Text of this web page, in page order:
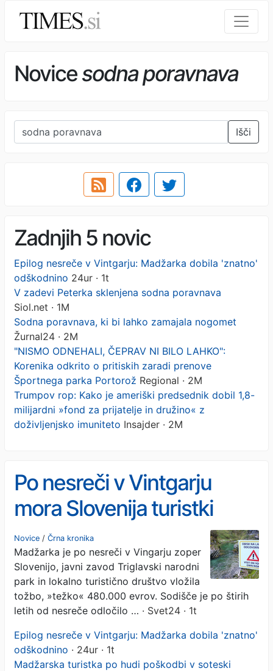
Novicesodna poravnava
Išči
Zadnjih 5 novic
Epilog nesreče v Vintgarju: Madžarka dobila 'znatno'
odškodnino 24ur · 1t
V zadevi Peterka sklenjena sodna poravnava
Siol.net · 1M
Sodna poravnava, ki bi lahko zamajala nogomet
Žurnal24 · 2M
"NISMO ODNEHALI, ČEPRAV NI BILO LAHKO":
Korenika odkrito o pritiskih zaradi prenove
Športnega parka Portorož Regional · 2M
Trumpov rop: Kako je ameriški predsednik dobil 1,8-
milijardni »fond za prijatelje in družino« z
doživljenjsko imuniteto Insajder · 2M
Po nesreči v Vintgarju
mora Slovenija turistki
plačati odškodnino
Novice / Črna kronika
Madžarka je po nesreči v Vingarju zoper
Slovenijo, javni zavod Triglavski narodni
park in lokalno turistično društvo vložila
tožbo, »težko« 480.000 evrov. Sodišče je po štirih
letih od nesreče odločilo … · Svet24 · 1t
Epilog nesreče v Vintgarju: Madžarka dobila 'znatno'
odškodnino · 24ur · 1t
Madžarska turistka po hudi poškodbi v soteski